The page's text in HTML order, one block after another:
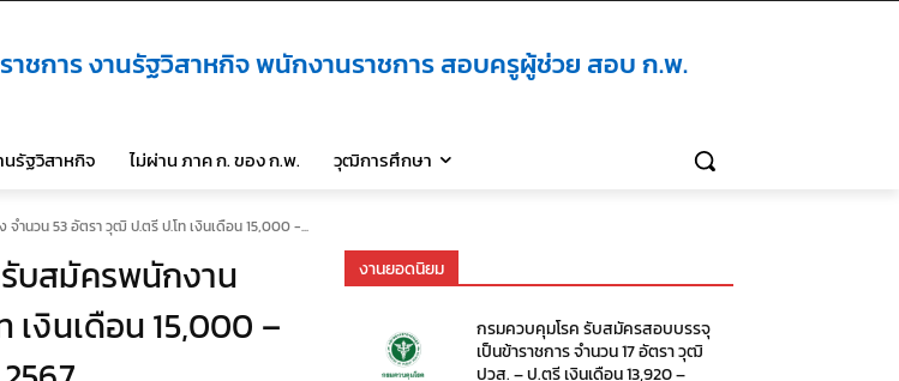
าชการ งานรัฐวิสาหกิจ พนักงานราชการ สอบครูผู้ช่วย สอบ ก.พ.
นรัฐวิสาหกิจ ไม่ผ่าน ภาค ก. ของ ก.พ. วุฒิการศึกษา
ำนวน 53 อัตรา วุฒิ ป.ตรี ป.โท เงินเดือน 15,000 -...
รับสมัครพนักงาน
เงินเดือน 15,000 –
งานยอดนิยม
กรมควบคุมโรค รับสมัครสอบบรรจุ
เป็นข้าราชการ จำนวน 17 อัตรา วุฒิ
ปวส. – ป.ตรี เงินเดือน 13,920 –